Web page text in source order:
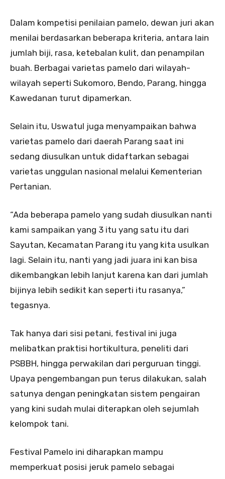
Dalam kompetisi penilaian pamelo, dewan juri akan
menilai berdasarkan beberapa kriteria, antara lain
jumlah biji, rasa, ketebalan kulit, dan penampilan
buah. Berbagai varietas pamelo dari wilayah-
wilayah seperti Sukomoro, Bendo, Parang, hingga
Kawedanan turut dipamerkan.
Selain itu, Uswatul juga menyampaikan bahwa
varietas pamelo dari daerah Parang saat ini
sedang diusulkan untuk didaftarkan sebagai
varietas unggulan nasional melalui Kementerian
Pertanian.
“Ada beberapa pamelo yang sudah diusulkan nanti
kami sampaikan yang 3 itu yang satu itu dari
Sayutan, Kecamatan Parang itu yang kita usulkan
lagi. Selain itu, nanti yang jadi juara ini kan bisa
dikembangkan lebih lanjut karena kan dari jumlah
bijinya lebih sedikit kan seperti itu rasanya,”
tegasnya.
Tak hanya dari sisi petani, festival ini juga
melibatkan praktisi hortikultura, peneliti dari
PSBBH, hingga perwakilan dari perguruan tinggi.
Upaya pengembangan pun terus dilakukan, salah
satunya dengan peningkatan sistem pengairan
yang kini sudah mulai diterapkan oleh sejumlah
kelompok tani.
Festival Pamelo ini diharapkan mampu
memperkuat posisi jeruk pamelo sebagai